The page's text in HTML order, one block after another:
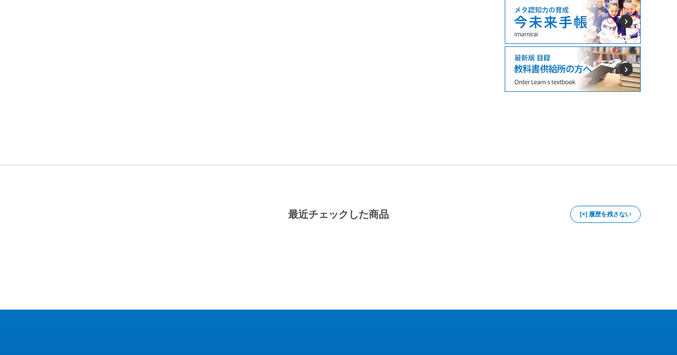
最近チェックした商品 [×] 履歴を残さない